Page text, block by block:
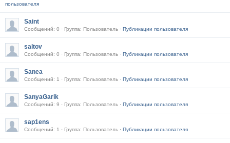
пользователя
Saint
Сообщений: 0 · Группа: Пользователь · Публикации пользователя
saltov
Сообщений: 0 · Группа: Пользователь · Публикации пользователя
Sanea
Сообщений: 1 · Группа: Пользователь · Публикации пользователя
SanyaGarik
Сообщений: 9 · Группа: Пользователь · Публикации пользователя
sap1ens
Сообщений: 1 · Группа: Пользователь · Публикации пользователя